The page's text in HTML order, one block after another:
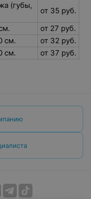
(губы,
от 35 руб.
от 27 руб.
см.
от 32 руб.
см.
от 37 руб.